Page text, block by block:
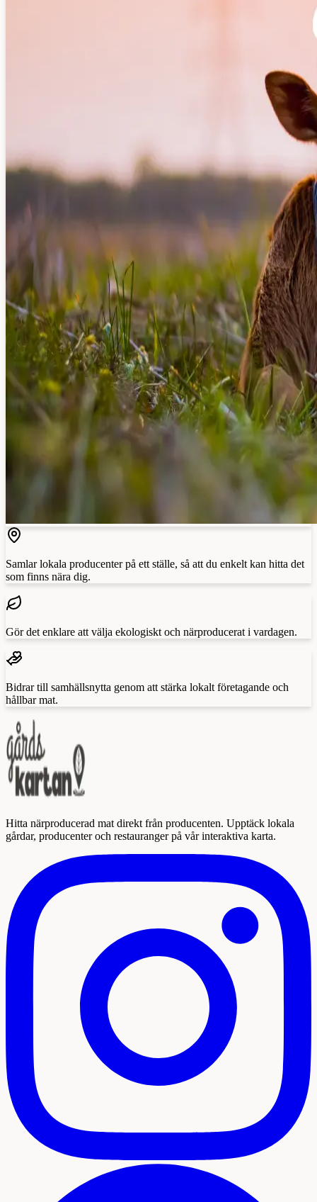
Samlar lokala producenter på ett ställe, så att du enkelt kan hitta det
som finns nära dig.
Gör det enklare att välja ekologiskt och närproducerat i vardagen.
Bidrar till samhällsnytta genom att stärka lokalt företagande och
hållbar mat.
Hitta närproducerad mat direkt från producenten. Upptäck lokala
gårdar, producenter och restauranger på vår interaktiva karta.